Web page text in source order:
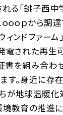
る「銚子西中
ｏｏｏｐから調
ンドファーム
電された再生
書を組み合わ
す。身近に存
が地球温暖
境教育の推進